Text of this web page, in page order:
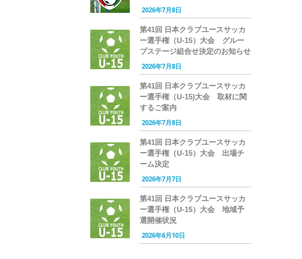
2026年7月8日
第41回 日本クラブユースサッカ
ー選手権（U-15）大会 グルー
プステージ組合せ決定のお知らせ
2026年7月8日
第41回 日本クラブユースサッカ
ー選手権（U-15)大会 取材に関
するご案内
2026年7月8日
第41回 日本クラブユースサッカ
ー選手権（U-15）大会 出場チ
ーム決定
2026年7月7日
第41回 日本クラブユースサッカ
ー選手権（U-15）大会 地域予
選開催状況
2026年6月10日